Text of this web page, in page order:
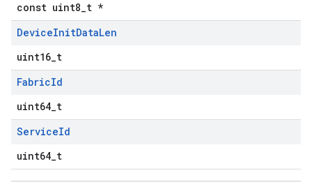
const uint8_t *
DeviceInitDataLen
uint16_t
FabricId
uint64_t
ServiceId
uint64_t